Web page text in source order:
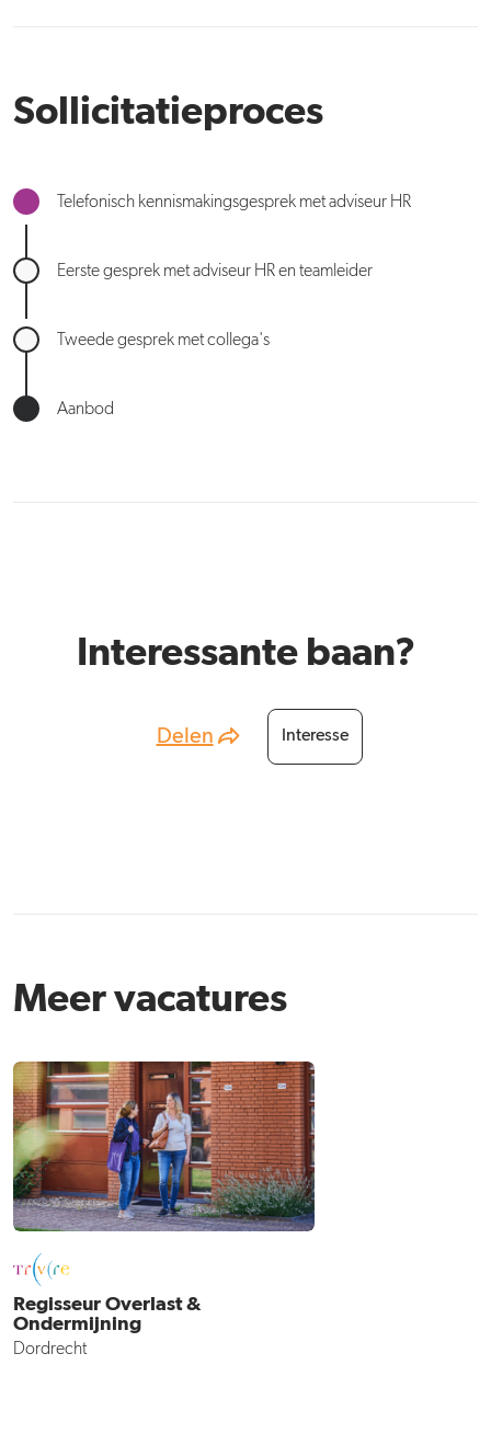
Sollicitatieproces
Telefonisch kennismakingsgesprek met adviseur HR
Eerste gesprek met adviseur HR en teamleider
Tweede gesprek met collega's
Aanbod
Interessante baan?
Delen Interesse
Meer vacatures
Regisseur Overlast &
Ondermijning
Dordrecht